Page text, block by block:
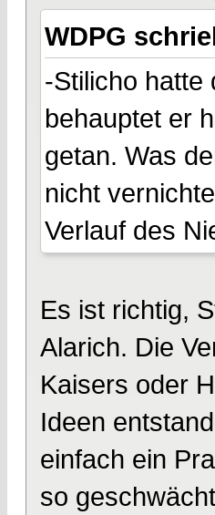
WDPG
-Stilicho hatte
behauptet er
getan. Was
nicht
Verlauf des
Es ist richtig,
Alarich. Die
Kaisers oder
Ideen
einfach ein
so